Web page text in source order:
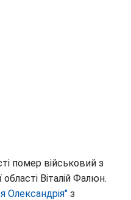
помер військовий з
Віталій Фалюн.
Олександрія" з